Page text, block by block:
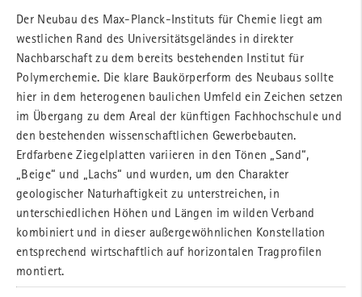
Der Neubau des Max-Planck-Instituts für Chemie liegt am
westlichen Rand des Universitätsgeländes in direkter
Nachbarschaft zu dem bereits bestehenden Institut für
Polymerchemie. Die klare Baukörperform des Neubaus sollte
hier in dem heterogenen baulichen Umfeld ein Zeichen setzen
im Übergang zu dem Areal der künftigen Fachhochschule und
den bestehenden wissenschaftlichen Gewerbebauten.
Erdfarbene Ziegelplatten variieren in den Tönen „Sand“,
„Beige“ und „Lachs“ und wurden, um den Charakter
geologischer Naturhaftigkeit zu unterstreichen, in
unterschiedlichen Höhen und Längen im wilden Verband
kombiniert und in dieser außergewöhnlichen Konstellation
entsprechend wirtschaftlich auf horizontalen Tragprofilen
montiert.